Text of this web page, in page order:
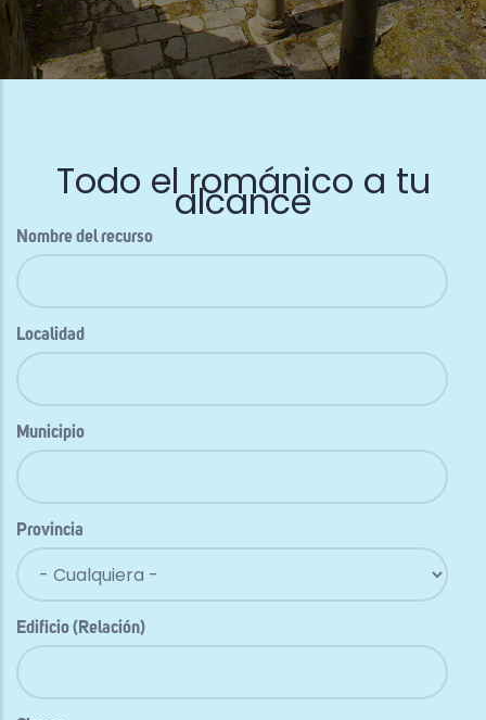
Todo el románico a tu
alcance
Nombre del recurso
Localidad
Municipio
Provincia
Edificio (Relación)